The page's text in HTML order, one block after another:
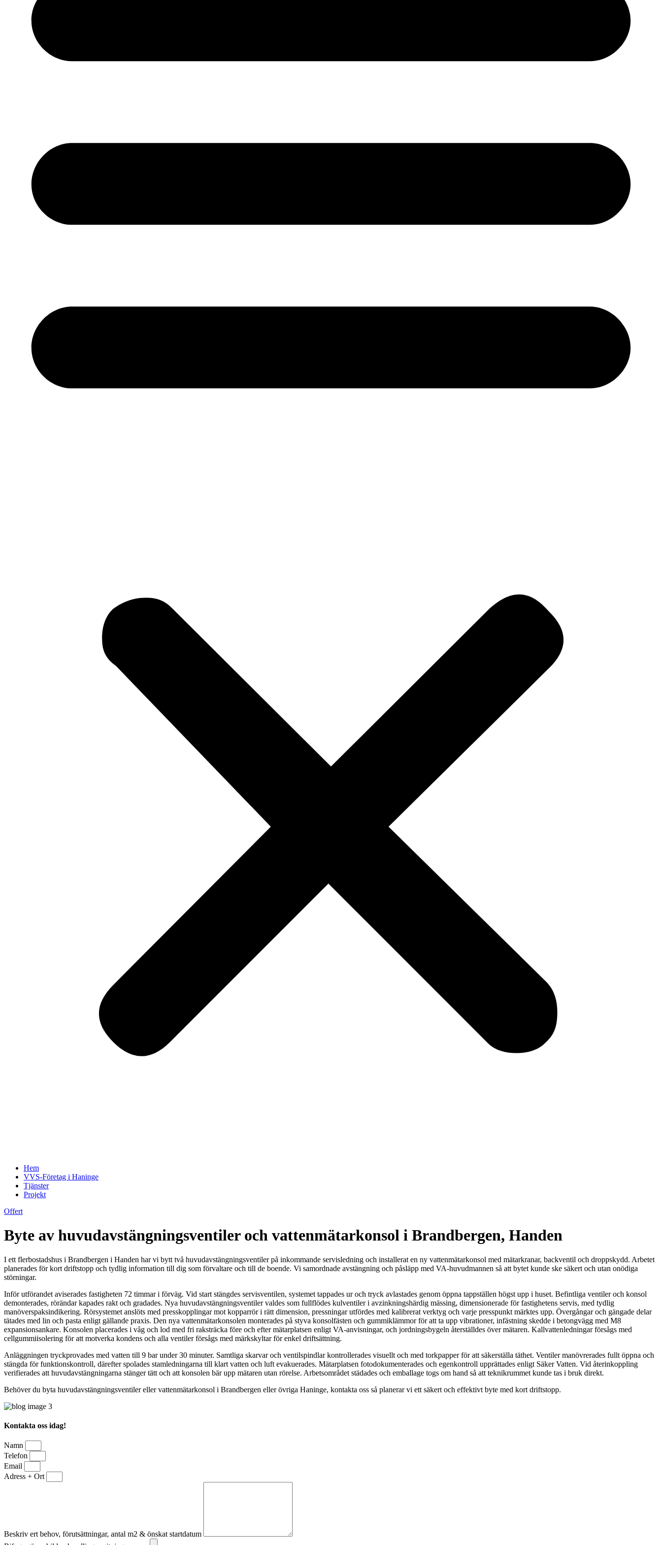
Hem
VVS-Företag i Haninge
Tjänster
Projekt
Offert
Byte av huvudavstängningsventiler och vattenmätarkonsol i Brandbergen, Handen
I ett flerbostadshus i Brandbergen i Handen har vi bytt två huvudavstängningsventiler på inkommande servisledning och installerat en ny vattenmätarkonsol med mätarkranar, backventil och droppskydd. Arbetet
planerades för kort driftstopp och tydlig information till dig som förvaltare och till de boende. Vi samordnade avstängning och påsläpp med VA-huvudmannen så att bytet kunde ske säkert och utan onödiga
störningar.
Inför utförandet aviserades fastigheten 72 timmar i förväg. Vid start stängdes servisventilen, systemet tappades ur och tryck avlastades genom öppna tappställen högst upp i huset. Befintliga ventiler och konsol
demonterades, rörändar kapades rakt och gradades. Nya huvudavstängningsventiler valdes som fullflödes kulventiler i avzinkningshärdig mässing, dimensionerade för fastighetens servis, med tydlig
manöverspaksindikering. Rörsystemet anslöts med presskopplingar mot kopparrör i rätt dimension, pressningar utfördes med kalibrerat verktyg och varje presspunkt märktes upp. Övergångar och gängade delar
tätades med lin och pasta enligt gällande praxis. Den nya vattenmätarkonsolen monterades på styva konsolfästen och gummiklämmor för att ta upp vibrationer, infästning skedde i betongvägg med M8
expansionsankare. Konsolen placerades i våg och lod med fri raksträcka före och efter mätarplatsen enligt VA-anvisningar, och jordningsbygeln återställdes över mätaren. Kallvattenledningar försågs med
cellgummiisolering för att motverka kondens och alla ventiler försågs med märkskyltar för enkel driftsättning.
Anläggningen tryckprovades med vatten till 9 bar under 30 minuter. Samtliga skarvar och ventilspindlar kontrollerades visuellt och med torkpapper för att säkerställa täthet. Ventiler manövrerades fullt öppna och
stängda för funktionskontroll, därefter spolades stamledningarna till klart vatten och luft evakuerades. Mätarplatsen fotodokumenterades och egenkontroll upprättades enligt Säker Vatten. Vid återinkoppling
verifierades att huvudavstängningarna stänger tätt och att konsolen bär upp mätaren utan rörelse. Arbetsområdet städades och emballage togs om hand så att teknikrummet kunde tas i bruk direkt.
Behöver du byta huvudavstängningsventiler eller vattenmätarkonsol i Brandbergen eller övriga Haninge, kontakta oss så planerar vi ett säkert och effektivt byte med kort driftstopp.
Kontakta oss idag!
Namn
Telefon
Email
Adress + Ort
Beskriv ert behov, förutsättningar, antal m2 & önskat startdatum